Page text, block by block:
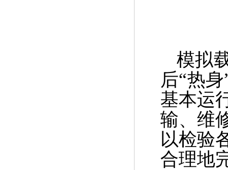
模拟
后“热
基本运
输、维
以检验
合理地